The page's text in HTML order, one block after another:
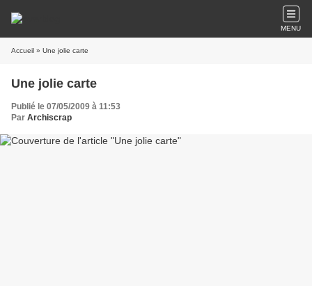
MENU
Accueil » Une jolie carte
Une jolie carte
Publié le 07/05/2009 à 11:53
Par Archiscrap